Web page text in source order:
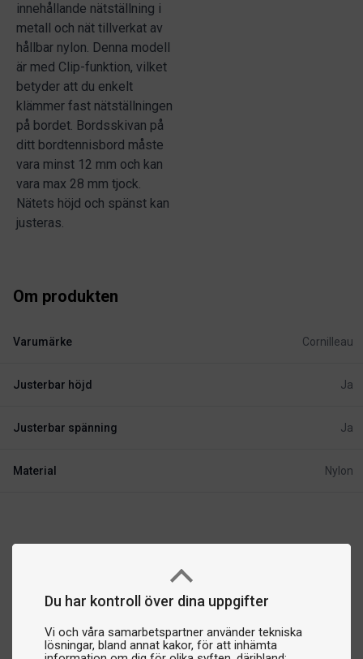
Du har kontroll över dina uppgifter
Vi och våra samarbetspartner använder tekniska
lösningar, bland annat kakor, för att inhämta
innehållande nätställning i
metall och nät tillverkat av
hållbar nylon. Denna modell
är med Clip-funktion, vilket
betyder att du enkelt
klämmer fast nätställningen
på bordet. Bordsskivan på
ditt bordtennisbord måste
vara minst 12 mm och kan
vara max 28 mm tjock.
Nätets höjd och spänst kan
justeras.
Om produkten
Varumärke Cornilleau
Justerbar höjd Ja
Justerbar spänning Ja
Material Nylon